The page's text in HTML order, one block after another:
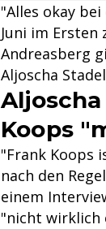
"Alles okay
Juni im
Andreasberg
Aljoscha
Koops
"Frank Koops
nach den
einem
"nicht wirklich